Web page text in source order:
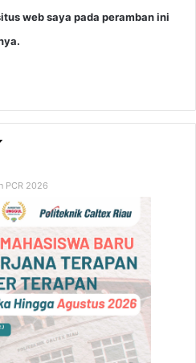
web saya pada peramban ini
PCR 2026